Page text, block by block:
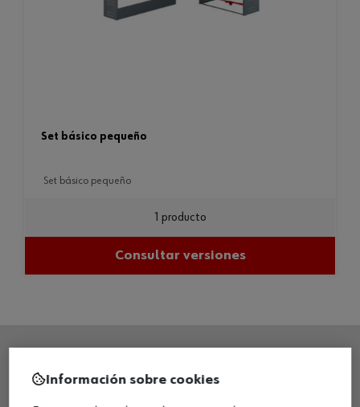
set básico pequeño
set básico pequeño
1 producto
Consultar versiones
SEDE CENTRAL
Información sobre cookies